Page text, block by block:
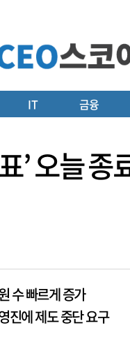
IT 금융
’ 오늘
수 빠르게 증가
진에 제도 중단 요구